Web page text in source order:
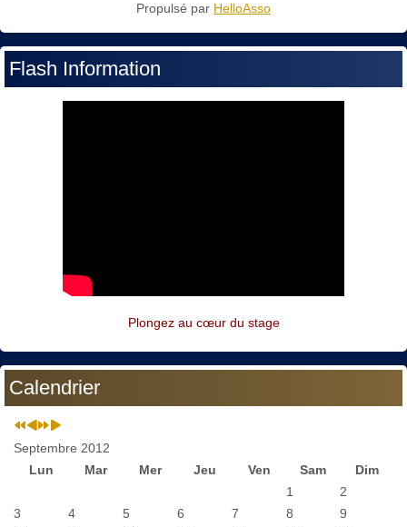
Propulsé par HelloAsso
Flash Information
Plongez au cœur du stage
Calendrier
Septembre 2012
Lun
Mar Mer Jeu Ven Sam
Dim
1
2
3
4 5 6 7 8
9